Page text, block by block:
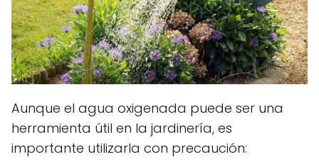
Aunque el agua oxigenada puede ser una
herramienta útil en la jardinería, es
importante utilizarla con precaución: